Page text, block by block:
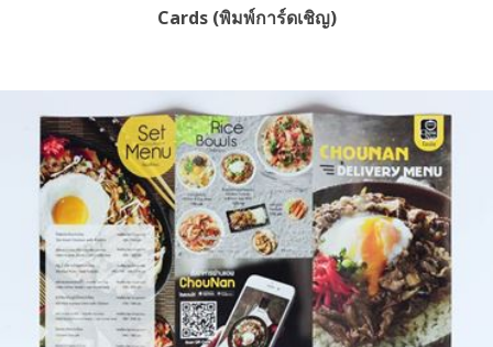
Cards (พิมพ์การ์ดเชิญ)